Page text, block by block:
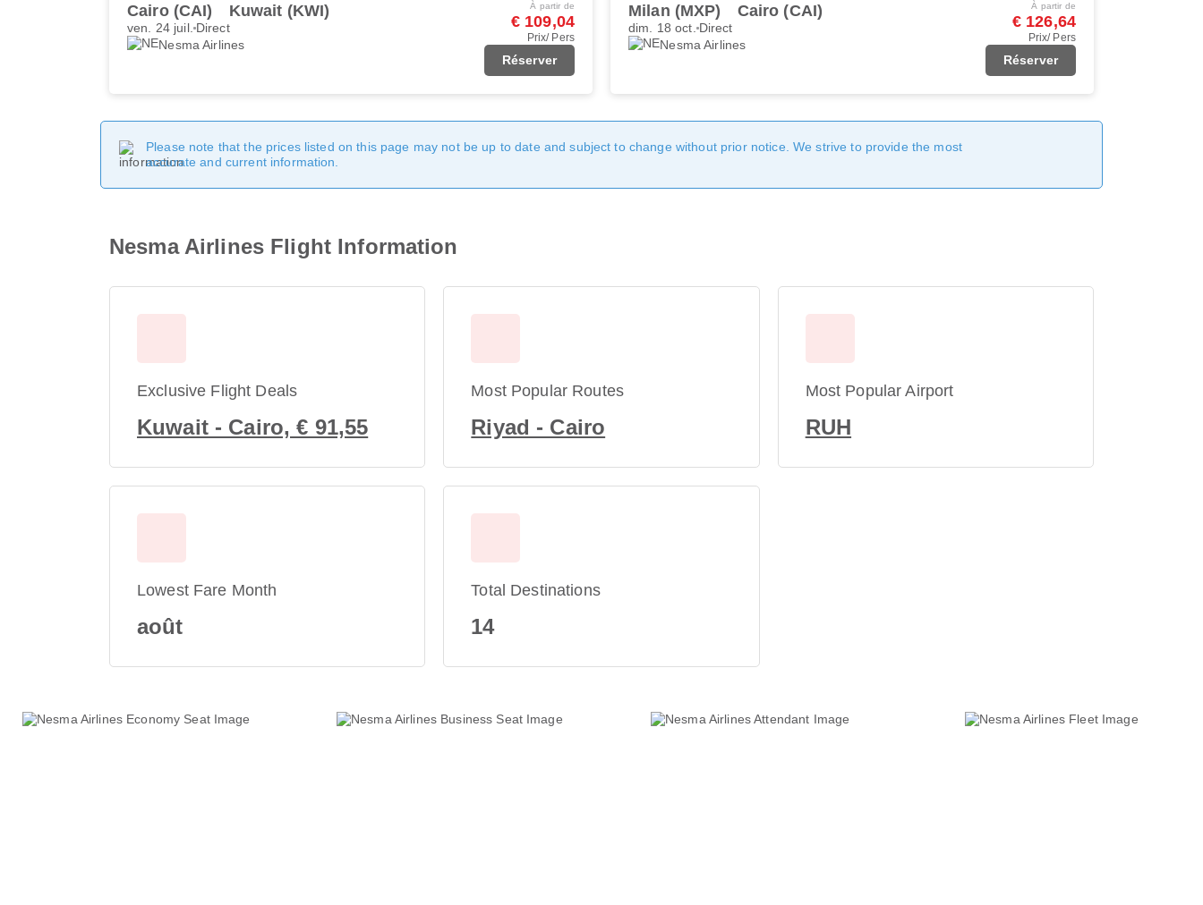
Cairo (CAI) Kuwait (KWI)
ven. 24 juil. Direct
Nesma Airlines
À partir de
€ 109,04
Prix/ Pers
Réserver
Milan (MXP) Cairo (CAI)
dim. 18 oct. Direct
Nesma Airlines
À partir de
€ 126,64
Prix/ Pers
Réserver
Please note that the prices listed on this page may not be up to date and subject to change without prior notice. We strive to provide the most
accurate and current information.
Nesma Airlines Flight Information
Exclusive Flight Deals
Kuwait - Cairo, € 91,55
Most Popular Routes
Riyad - Cairo
Most Popular Airport
RUH
Lowest Fare Month
août
Total Destinations
14